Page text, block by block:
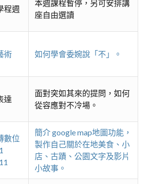
程週
本週課程暫停，另可安排講
座自由選讀
術 如何學會委婉說「不」。
達
面對突如其來的提問，如何
從容應對不冷場。
數位
簡介 google map地圖功能，
製作自己關於在地美食、小
店、古蹟、公園文字及影片
小故事。